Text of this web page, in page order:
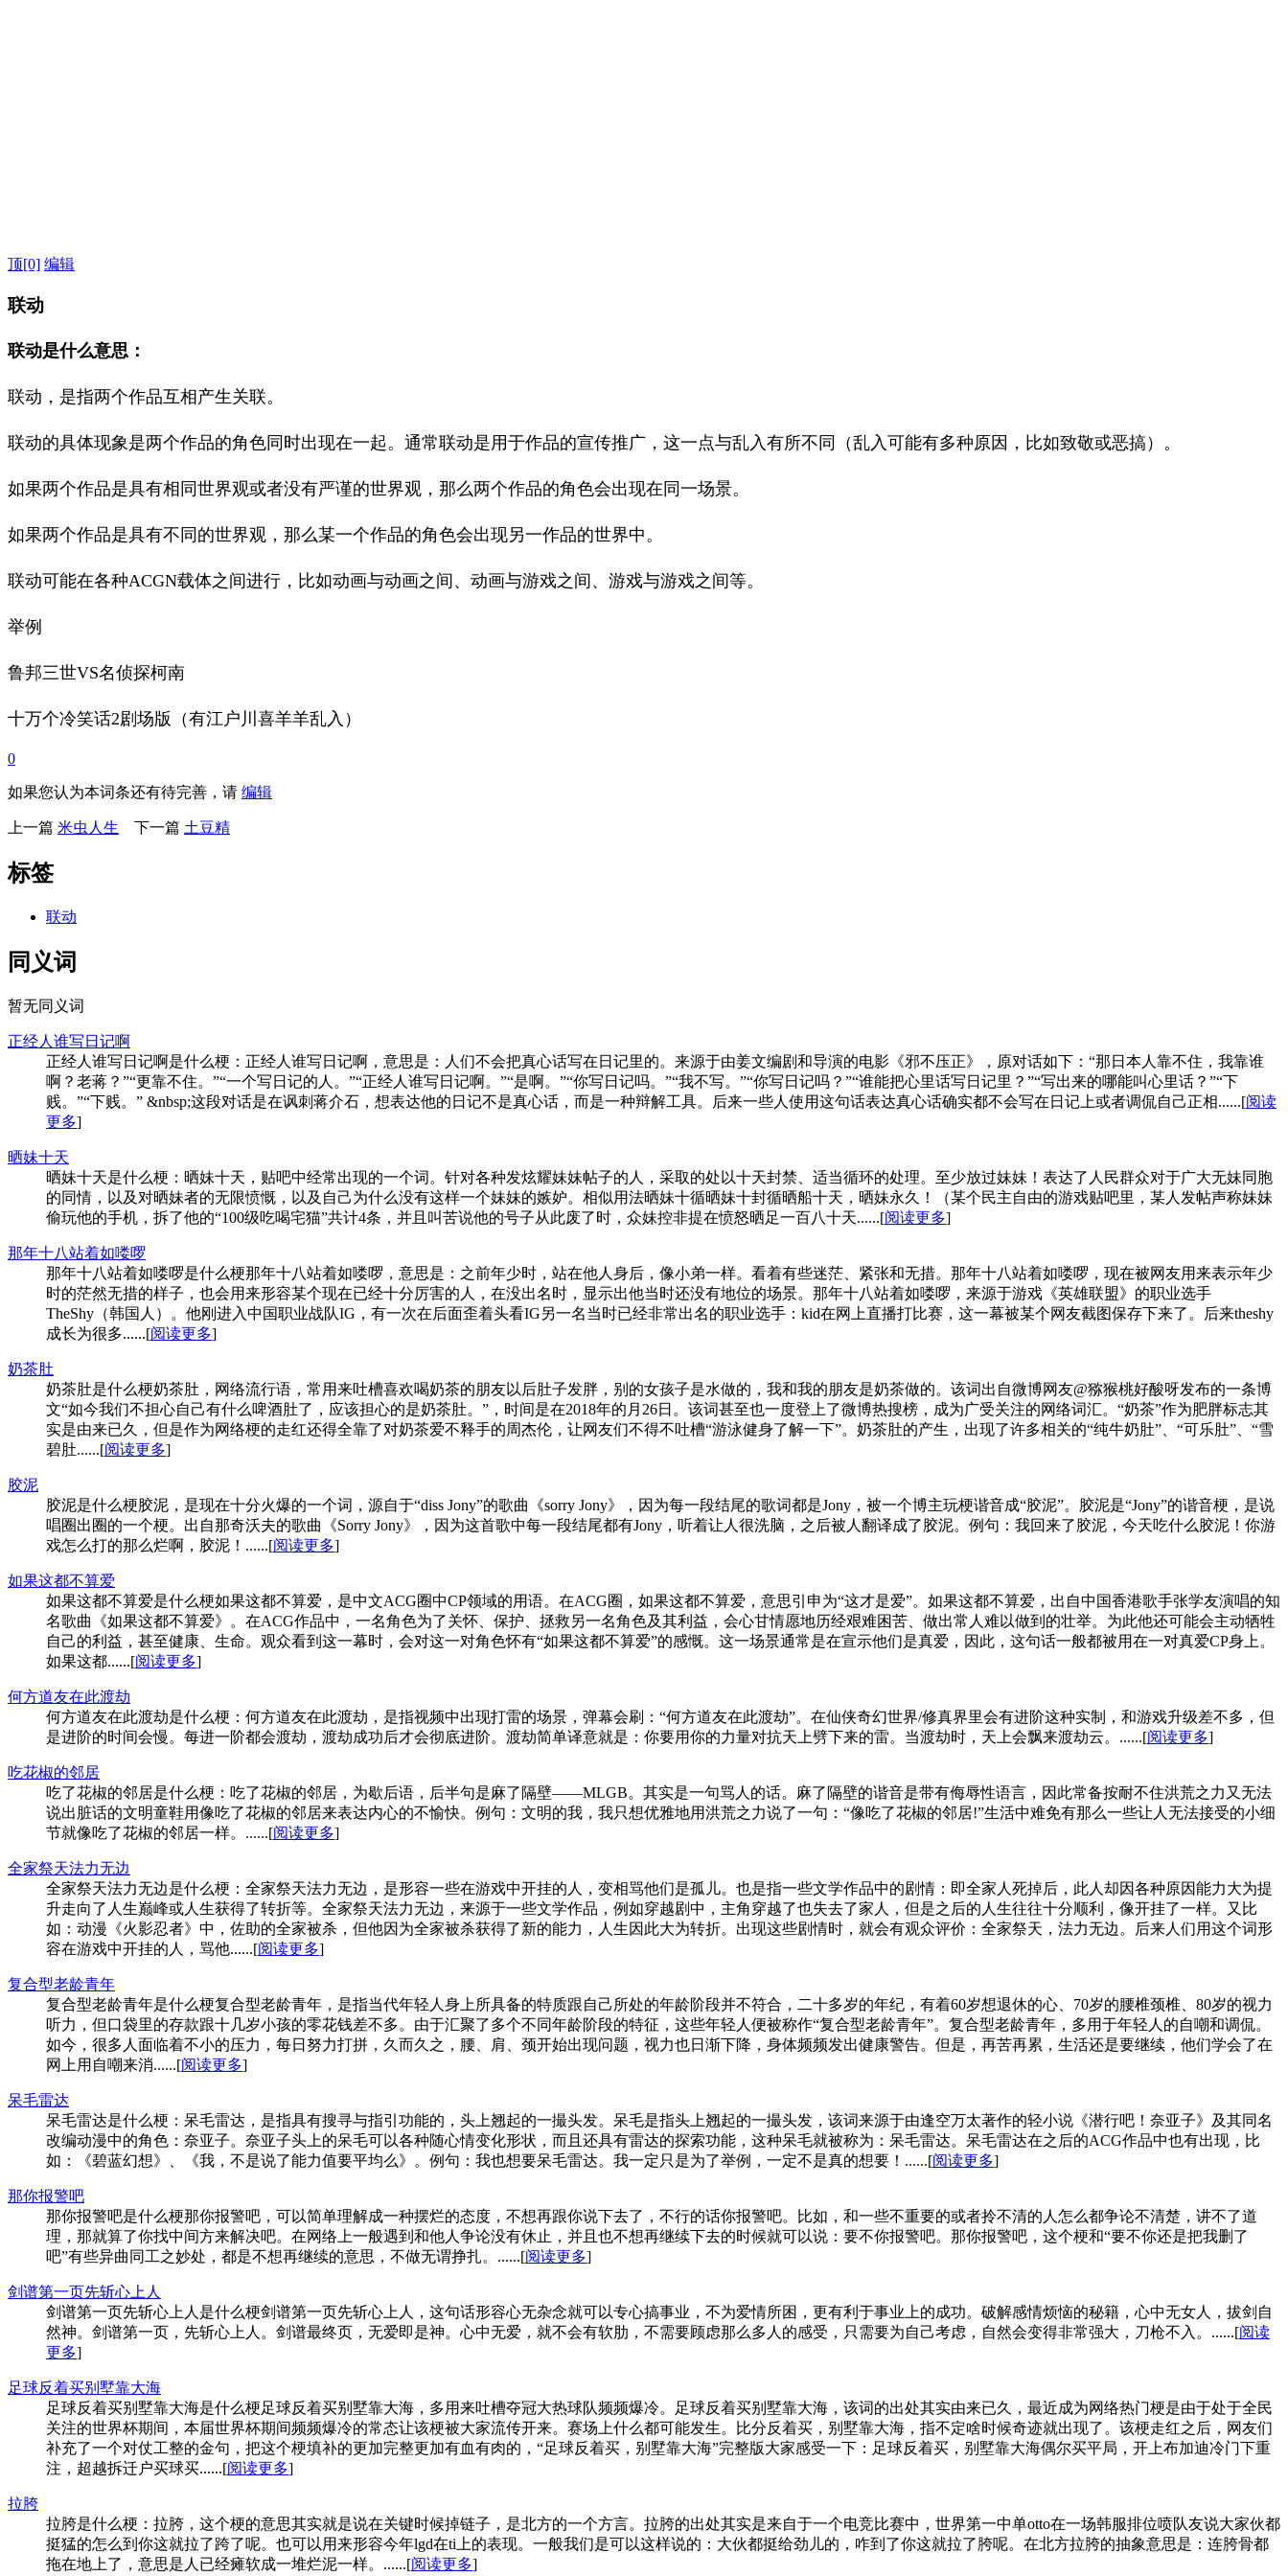
顶[0] 编辑
联动
联动是什么意思：
联动，是指两个作品互相产生关联。
联动的具体现象是两个作品的角色同时出现在一起。通常联动是用于作品的宣传推广，这一点与乱入有所不同（乱入可能有多种原因，比如致敬或恶搞）。
如果两个作品是具有相同世界观或者没有严谨的世界观，那么两个作品的角色会出现在同一场景。
如果两个作品是具有不同的世界观，那么某一个作品的角色会出现另一作品的世界中。
联动可能在各种ACGN载体之间进行，比如动画与动画之间、动画与游戏之间、游戏与游戏之间等。
举例
鲁邦三世VS名侦探柯南
十万个冷笑话2剧场版（有江户川喜羊羊乱入）
0
如果您认为本词条还有待完善，请 编辑
上一篇 米虫人生 下一篇 土豆精
标签
联动
同义词
暂无同义词
正经人谁写日记啊
正经人谁写日记啊是什么梗：正经人谁写日记啊，意思是：人们不会把真心话写在日记里的。来源于由姜文编剧和导演的电影《邪不压正》，原对话如下：“那日本人靠不住，我靠谁
啊？老蒋？”“更靠不住。”“一个写日记的人。”“正经人谁写日记啊。”“是啊。”“你写日记吗。”“我不写。”“你写日记吗？”“谁能把心里话写日记里？”“写出来的哪能叫心里话？”“下
贱。”“下贱。” &nbsp;这段对话是在讽刺蒋介石，想表达他的日记不是真心话，而是一种辩解工具。后来一些人使用这句话表达真心话确实都不会写在日记上或者调侃自己正相......[阅读
更多]
晒妹十天
晒妹十天是什么梗：晒妹十天，贴吧中经常出现的一个词。针对各种发炫耀妹妹帖子的人，采取的处以十天封禁、适当循环的处理。至少放过妹妹！表达了人民群众对于广大无妹同胞
的同情，以及对晒妹者的无限愤慨，以及自己为什么没有这样一个妹妹的嫉妒。相似用法晒妹十循晒妹十封循晒船十天，晒妹永久！（某个民主自由的游戏贴吧里，某人发帖声称妹妹
偷玩他的手机，拆了他的“100级吃喝宅猫”共计4条，并且叫苦说他的号子从此废了时，众妹控非提在愤怒晒足一百八十天......[阅读更多]
那年十八站着如喽啰
那年十八站着如喽啰是什么梗那年十八站着如喽啰，意思是：之前年少时，站在他人身后，像小弟一样。看着有些迷茫、紧张和无措。那年十八站着如喽啰，现在被网友用来表示年少
时的茫然无措的样子，也会用来形容某个现在已经十分厉害的人，在没出名时，显示出他当时还没有地位的场景。那年十八站着如喽啰，来源于游戏《英雄联盟》的职业选手
TheShy（韩国人）。他刚进入中国职业战队IG，有一次在后面歪着头看IG另一名当时已经非常出名的职业选手：kid在网上直播打比赛，这一幕被某个网友截图保存下来了。后来theshy
成长为很多......[阅读更多]
奶茶肚
奶茶肚是什么梗奶茶肚，网络流行语，常用来吐槽喜欢喝奶茶的朋友以后肚子发胖，别的女孩子是水做的，我和我的朋友是奶茶做的。该词出自微博网友@猕猴桃好酸呀发布的一条博
文“如今我们不担心自己有什么啤酒肚了，应该担心的是奶茶肚。”，时间是在2018年的月26日。该词甚至也一度登上了微博热搜榜，成为广受关注的网络词汇。“奶茶”作为肥胖标志其
实是由来已久，但是作为网络梗的走红还得全靠了对奶茶爱不释手的周杰伦，让网友们不得不吐槽“游泳健身了解一下”。奶茶肚的产生，出现了许多相关的“纯牛奶肚”、“可乐肚”、“雪
碧肚......[阅读更多]
胶泥
胶泥是什么梗胶泥，是现在十分火爆的一个词，源自于“diss Jony”的歌曲《sorry Jony》，因为每一段结尾的歌词都是Jony，被一个博主玩梗谐音成“胶泥”。胶泥是“Jony”的谐音梗，是说
唱圈出圈的一个梗。出自那奇沃夫的歌曲《Sorry Jony》，因为这首歌中每一段结尾都有Jony，听着让人很洗脑，之后被人翻译成了胶泥。例句：我回来了胶泥，今天吃什么胶泥！你游
戏怎么打的那么烂啊，胶泥！......[阅读更多]
如果这都不算爱
如果这都不算爱是什么梗如果这都不算爱，是中文ACG圈中CP领域的用语。在ACG圈，如果这都不算爱，意思引申为“这才是爱”。如果这都不算爱，出自中国香港歌手张学友演唱的知
名歌曲《如果这都不算爱》。在ACG作品中，一名角色为了关怀、保护、拯救另一名角色及其利益，会心甘情愿地历经艰难困苦、做出常人难以做到的壮举。为此他还可能会主动牺牲
自己的利益，甚至健康、生命。观众看到这一幕时，会对这一对角色怀有“如果这都不算爱”的感慨。这一场景通常是在宣示他们是真爱，因此，这句话一般都被用在一对真爱CP身上。
如果这都......[阅读更多]
何方道友在此渡劫
何方道友在此渡劫是什么梗：何方道友在此渡劫，是指视频中出现打雷的场景，弹幕会刷：“何方道友在此渡劫”。在仙侠奇幻世界/修真界里会有进阶这种实制，和游戏升级差不多，但
是进阶的时间会慢。每进一阶都会渡劫，渡劫成功后才会彻底进阶。渡劫简单译意就是：你要用你的力量对抗天上劈下来的雷。当渡劫时，天上会飘来渡劫云。......[阅读更多]
吃花椒的邻居
吃了花椒的邻居是什么梗：吃了花椒的邻居，为歇后语，后半句是麻了隔壁——MLGB。其实是一句骂人的话。麻了隔壁的谐音是带有侮辱性语言，因此常备按耐不住洪荒之力又无法
说出脏话的文明童鞋用像吃了花椒的邻居来表达内心的不愉快。例句：文明的我，我只想优雅地用洪荒之力说了一句：“像吃了花椒的邻居!”生活中难免有那么一些让人无法接受的小细
节就像吃了花椒的邻居一样。......[阅读更多]
全家祭天法力无边
全家祭天法力无边是什么梗：全家祭天法力无边，是形容一些在游戏中开挂的人，变相骂他们是孤儿。也是指一些文学作品中的剧情：即全家人死掉后，此人却因各种原因能力大为提
升走向了人生巅峰或人生获得了转折等。全家祭天法力无边，来源于一些文学作品，例如穿越剧中，主角穿越了也失去了家人，但是之后的人生往往十分顺利，像开挂了一样。又比
如：动漫《火影忍者》中，佐助的全家被杀，但他因为全家被杀获得了新的能力，人生因此大为转折。出现这些剧情时，就会有观众评价：全家祭天，法力无边。后来人们用这个词形
容在游戏中开挂的人，骂他......[阅读更多]
复合型老龄青年
复合型老龄青年是什么梗复合型老龄青年，是指当代年轻人身上所具备的特质跟自己所处的年龄阶段并不符合，二十多岁的年纪，有着60岁想退休的心、70岁的腰椎颈椎、80岁的视力
听力，但口袋里的存款跟十几岁小孩的零花钱差不多。由于汇聚了多个不同年龄阶段的特征，这些年轻人便被称作“复合型老龄青年”。复合型老龄青年，多用于年轻人的自嘲和调侃。
如今，很多人面临着不小的压力，每日努力打拼，久而久之，腰、肩、颈开始出现问题，视力也日渐下降，身体频频发出健康警告。但是，再苦再累，生活还是要继续，他们学会了在
网上用自嘲来消......[阅读更多]
呆毛雷达
呆毛雷达是什么梗：呆毛雷达，是指具有搜寻与指引功能的，头上翘起的一撮头发。呆毛是指头上翘起的一撮头发，该词来源于由逢空万太著作的轻小说《潜行吧！奈亚子》及其同名
改编动漫中的角色：奈亚子。奈亚子头上的呆毛可以各种随心情变化形状，而且还具有雷达的探索功能，这种呆毛就被称为：呆毛雷达。呆毛雷达在之后的ACG作品中也有出现，比
如：《碧蓝幻想》、《我，不是说了能力值要平均么》。例句：我也想要呆毛雷达。我一定只是为了举例，一定不是真的想要！......[阅读更多]
那你报警吧
那你报警吧是什么梗那你报警吧，可以简单理解成一种摆烂的态度，不想再跟你说下去了，不行的话你报警吧。比如，和一些不重要的或者拎不清的人怎么都争论不清楚，讲不了道
理，那就算了你找中间方来解决吧。在网络上一般遇到和他人争论没有休止，并且也不想再继续下去的时候就可以说：要不你报警吧。那你报警吧，这个梗和“要不你还是把我删了
吧”有些异曲同工之妙处，都是不想再继续的意思，不做无谓挣扎。......[阅读更多]
剑谱第一页先斩心上人
剑谱第一页先斩心上人是什么梗剑谱第一页先斩心上人，这句话形容心无杂念就可以专心搞事业，不为爱情所困，更有利于事业上的成功。破解感情烦恼的秘籍，心中无女人，拔剑自
然神。剑谱第一页，先斩心上人。剑谱最终页，无爱即是神。​心中无爱，就不会有软肋，不需要顾虑那么多人的感受，只需要为自己考虑，自然会变得非常强大，刀枪不入。......[阅读
更多]
足球反着买别墅靠大海
足球反着买别墅靠大海是什么梗足球反着买别墅靠大海，多用来吐槽夺冠大热球队频频爆冷。足球反着买别墅靠大海，该词的出处其实由来已久，最近成为网络热门梗是由于处于全民
关注的世界杯期间，本届世界杯期间频频爆冷的常态让该梗被大家流传开来。赛场上什么都可能发生。比分反着买，别墅靠大海，指不定啥时候奇迹就出现了。该梗走红之后，网友们
补充了一个对仗工整的金句，把这个梗填补的更加完整更加有血有肉的，“足球反着买，别墅靠大海”完整版大家感受一下：足球反着买，别墅靠大海偶尔买平局，开上布加迪冷门下重
注，超越拆迁户买球买......[阅读更多]
拉胯
拉胯是什么梗：拉胯，这个梗的意思其实就是说在关键时候掉链子，是北方的一个方言。拉胯的出处其实是来自于一个电竞比赛中，世界第一中单otto在一场韩服排位喷队友说大家伙都
挺猛的怎么到你这就拉了跨了呢。也可以用来形容今年lgd在ti上的表现。一般我们是可以这样说的：大伙都挺给劲儿的，咋到了你这就拉了胯呢。在北方拉胯的抽象意思是：连胯骨都
拖在地上了，意思是人已经瘫软成一堆烂泥一样。......[阅读更多]